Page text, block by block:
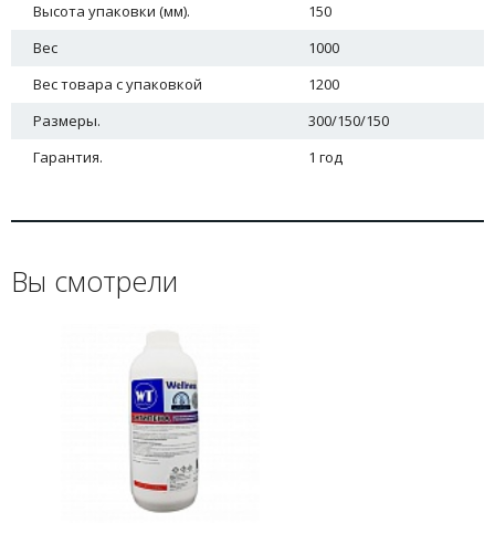
Высота упаковки (мм).
150
Вес
1000
Вес товара с упаковкой
1200
Размеры.
300/150/150
Гарантия.
1 год
Вы смотрели